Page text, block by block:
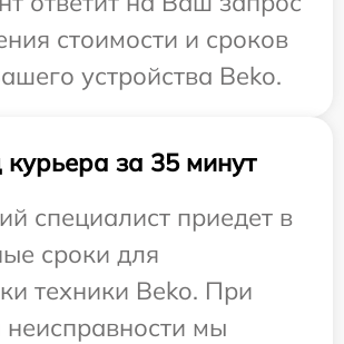
стоимости и сроков
устройства Beko.
за 35 минут
специалист приедет в
сроки для
техники Beko. При
неисправности мы